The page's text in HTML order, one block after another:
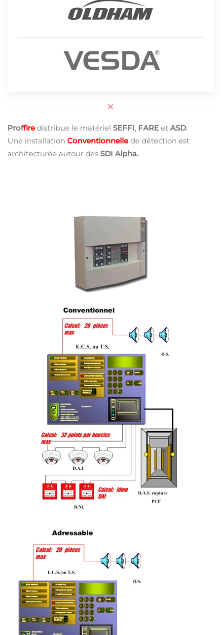
Proffiredistribue le matériel SEFFI, FARE et ASD.
Une installation Conventionnellede détection est
architecturée autour des SDI Alpha.